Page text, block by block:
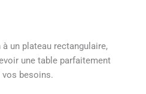
un plateau rectangulaire,
une table parfaitement
vos besoins.